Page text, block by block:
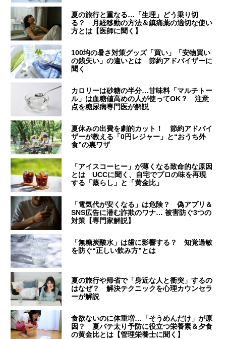
夏の旅行と重なる…「生理」どう乗り切
る？ 月経移動の方法＆鎮痛薬の適切な使い
方とは【医師に聞く】
100均の暑さ対策グッズ「買い」「安物買い
の銭失い」の違いとは 節約アドバイザーに
聞く
カロリーは砂糖の半分…甘味料「マルチトー
ル」は血糖値高めの人が使ってOK？ 注意
点を糖尿病専門医が解説
夏休みの出費を劇的カット！ 節約アドバイ
ザーが教える「0円レジャー」と“おうち外
食”の裏ワザ
「アイスコーヒー」が薄くなる致命的な原因
とは UCCに聞く、自宅でプロの味を再現
する「蒸らし」と「黄金比」
「電気代が安くなる」は危険？ 偽アプリ＆
SNS広告に潜む詐欺のワナ… 被害防ぐ3つの
対策【専門家解説】
「無糖炭酸水」は歯に影響する？ 知覚過敏
を防ぐ“正しい飲み方”とは
夏の旅行や帰省で「身近な人と衝突」するの
はなぜ？ 解決テクニックを心理カウンセラ
ーが解説
食欲ないのに体重増…「そうめんだけ」が原
因？ 夏バテ太り予防に役立つ栄養素＆夕食
の黄金比とは【管理栄養士に聞く】